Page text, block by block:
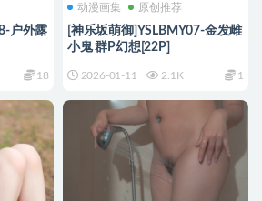
户外露
18
动漫画集 原创推荐
[神乐坂萌御]YSLBMY07-金发雌
小鬼 群P幻想[22P]
2026-01-11 2.1K 1